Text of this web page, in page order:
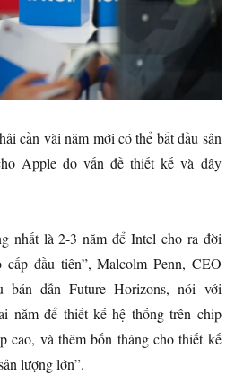
cần vài năm mới có thể bắt đầu sản
Apple do vấn đề thiết kế và dây
nhất là 2-3 năm để Intel cho ra đời
đầu tiên”, Malcolm Penn, CEO
bán dẫn Future Horizons, nói với
năm để thiết kế hệ thống trên chip
cao, và thêm bốn tháng cho thiết kế
lượng lớn”.